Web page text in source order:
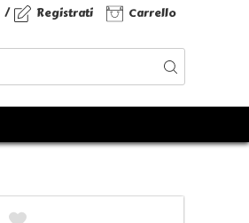
/ Registrati Carrello